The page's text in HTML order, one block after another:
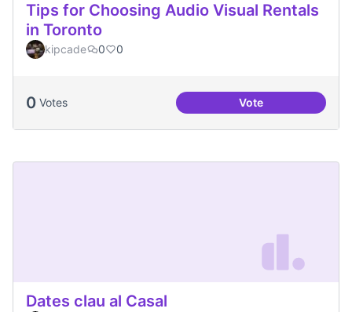
Tips for Choosing Audio Visual Rentals
in Toronto
kipcade 0 0
0 Votes VoteTips for Choosing
Dates clau al Casal